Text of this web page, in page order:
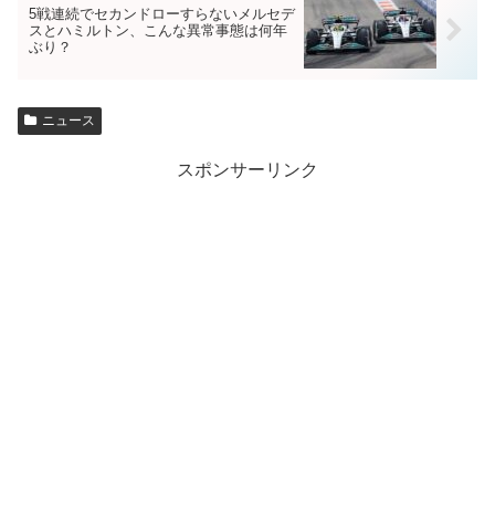
5戦連続でセカンドローすらないメルセデ
スとハミルトン、こんな異常事態は何年
ぶり？
ニュース
スポンサーリンク